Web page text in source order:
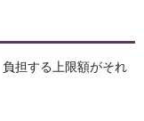
担する上限額がそれ